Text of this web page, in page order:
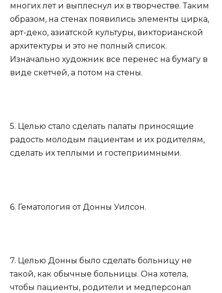
многих лет и выплеснул их в творчестве. Таким
образом, на стенах появились элементы цирка,
арт-деко, азиатской культуры, викторианской
архитектуры и это не полный список.
Изначально художник все перенес на бумагу в
виде скетчей, а потом на стены.
5. Целью стало сделать палаты приносящие
радость молодым пациентам и их родителям,
сделать их теплыми и гостеприимными.
6. Гематология от Донны Уилсон.
7. Целью Донны было сделать больницу не
такой, как обычные больницы. Она хотела,
чтобы пациенты, родители и медперсонал